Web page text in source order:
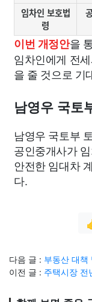
임차인 보호법
령
이번 개정안을
임차인에게 전
을 줄 것으로 기
남영우 국토
남영우 국토부
공인중개사가
안전한 임대차
다.
다음 글 : 부동산 대책
이전 글 : 주택시장